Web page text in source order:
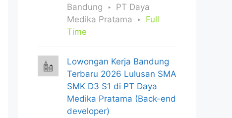
Bandung
PT Daya
Medika Pratama
Full
Time
Lowongan Kerja Bandung
Terbaru 2026 Lulusan SMA
SMK D3 S1 di PT Daya
Medika Pratama (Back-end
developer)